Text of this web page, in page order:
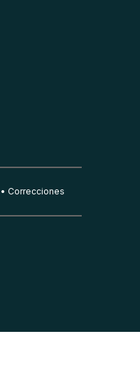
Correcciones